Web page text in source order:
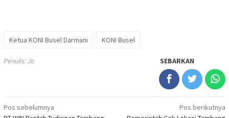
Ketua KONI Busel Darmani KONI Busel
Penulis: Jo SEBARKAN
Navigasi
Pos sebelumnya
Pos berikutnya